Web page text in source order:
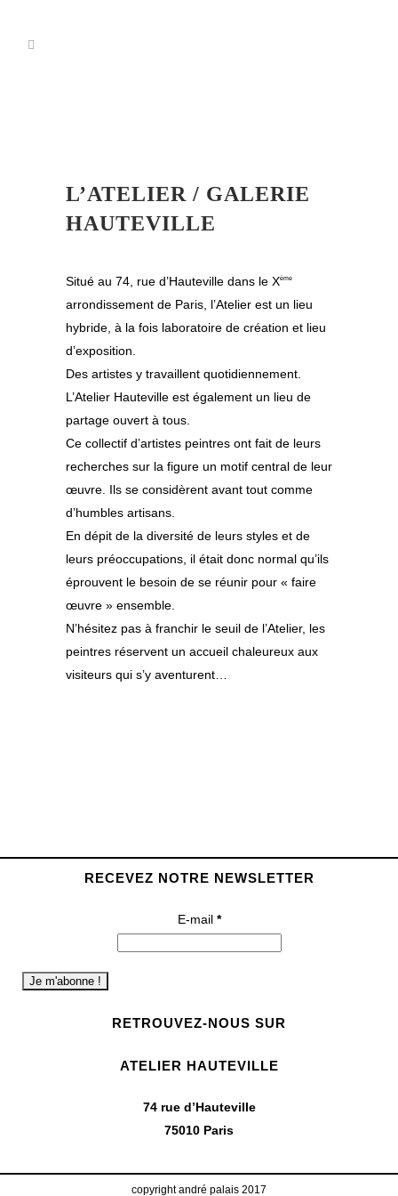
L’ATELIER / GALERIE
HAUTEVILLE
Situé au 74, rue d’Hauteville dans le Xème
arrondissement de Paris, l’Atelier est un lieu
hybride, à la fois laboratoire de création et lieu
d’exposition.
Des artistes y travaillent quotidiennement.
L’Atelier Hauteville est également un lieu de
partage ouvert à tous.
Ce collectif d’artistes peintres ont fait de leurs
recherches sur la figure un motif central de leur
œuvre. Ils se considèrent avant tout comme
d’humbles artisans.
En dépit de la diversité de leurs styles et de
leurs préoccupations, il était donc normal qu’ils
éprouvent le besoin de se réunir pour « faire
œuvre » ensemble.
N’hésitez pas à franchir le seuil de l’Atelier, les
peintres réservent un accueil chaleureux aux
visiteurs qui s’y aventurent…
RECEVEZ NOTRE NEWSLETTER
E-mail *
RETROUVEZ-NOUS SUR
ATELIER HAUTEVILLE
74 rue d’Hauteville
75010 Paris
copyright andré palais 2017